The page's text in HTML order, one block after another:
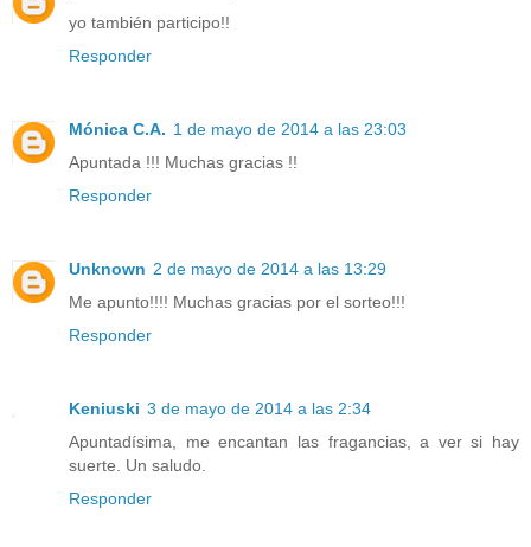
yo también participo!!
Responder
Mónica C.A. 1 de mayo de 2014 a las 23:03
Apuntada !!! Muchas gracias !!
Responder
Unknown 2 de mayo de 2014 a las 13:29
Me apunto!!!! Muchas gracias por el sorteo!!!
Responder
Keniuski 3 de mayo de 2014 a las 2:34
Apuntadísima, me encantan las fragancias, a ver si hay
suerte. Un saludo.
Responder